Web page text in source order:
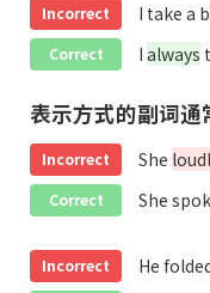
Incorrect I take a
Correct I always
表示方式的副词通
Incorrect She
Correct She
Incorrect He